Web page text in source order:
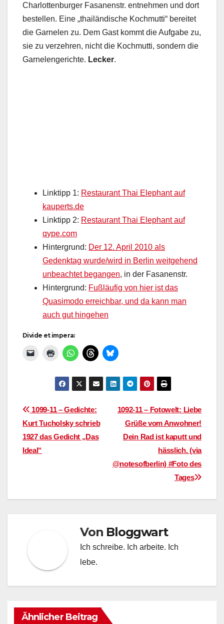
Charlottenburger Fasanenstr. entnehmen und dort
bestellen. Eine „thailändische Kochmutti“ bereitet
die Garnelen zu. Dem Gast kommt die Aufgabe zu,
sie zu verzehren, nicht die Kochmutti, sondern die
Garnelengerichte. Lecker.
Linktipp 1: Restaurant Thai Elephant auf
kauperts.de
Linktipp 2: Restaurant Thai Elephant auf
qype.com
Hintergrund: Der 12. April 2010 als
Gedenktag wurde/wird in Berlin weitgehend
unbeachtet begangen, in der Fasanenstr.
Hintergrund: Fußläufig von hier ist das
Quasimodo erreichbar, und da kann man
auch gut hingehen
Divide et impera:
Beitragsnavigation
1092-11 – Fotowelt: Liebe
Grüße vom Anwohner!
Dein Rad ist kaputt und
hässlich. (via
@notesofberlin) #Foto des
Tages
1099-11 – Gedichte:
Kurt Tucholsky schrieb
1927 das Gedicht „Das
Ideal“
Von Bloggwart
Ich schreibe. Ich arbeite. Ich
lebe.
Ähnlicher Beitrag